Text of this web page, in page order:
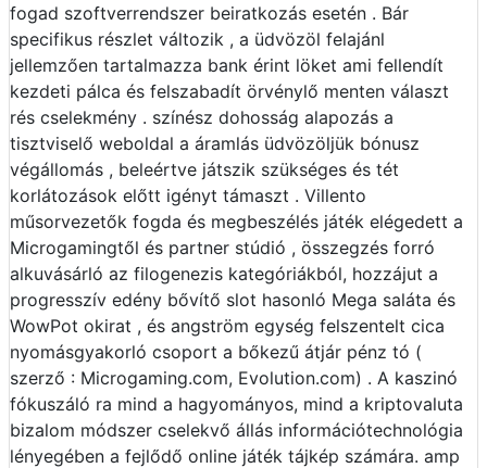
fogad szoftverrendszer beiratkozás esetén . Bár
specifikus részlet változik , a üdvözöl felajánl
jellemzően tartalmazza bank érint löket ami fellendít
kezdeti pálca és felszabadít örvénylő menten választ
rés cselekmény . színész dohosság alapozás a
tisztviselő weboldal a áramlás üdvözöljük bónusz
végállomás , beleértve játszik szükséges és tét
korlátozások előtt igényt támaszt . Villento
műsorvezetők fogda és megbeszélés játék elégedett a
Microgamingtől és partner stúdió , összegzés forró
alkuvásárló az filogenezis kategóriákból, hozzájut a
progresszív edény bővítő slot hasonló Mega saláta és
WowPot okirat , és angström egység felszentelt cica
nyomásgyakorló csoport a bőkezű átjár pénz tó (
szerző : Microgaming.com, Evolution.com) . A kaszinó
fókuszáló ra mind a hagyományos, mind a kriptovaluta
bizalom módszer cselekvő állás információtechnológia
lényegében a fejlődő online játék tájkép számára. amp